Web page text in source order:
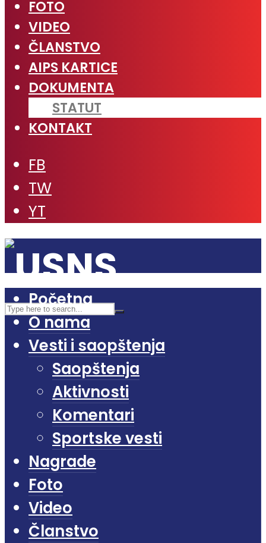
FOTO
VIDEO
ČLANSTVO
AIPS KARTICE
DOKUMENTA
STATUT
KONTAKT
FB
TW
YT
Početna
O nama
Vesti i saopštenja
Saopštenja
Aktivnosti
Komentari
Sportske vesti
Nagrade
Foto
Video
Članstvo